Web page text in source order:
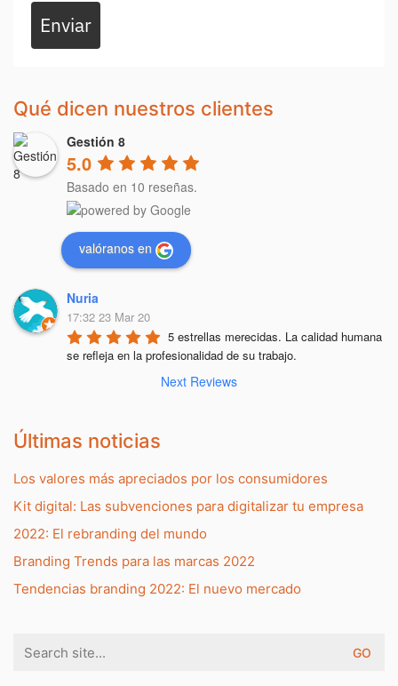
Enviar
Qué dicen nuestros clientes
Gestión 8
5.0
Basado en 10 reseñas.
valóranos en
Nuria
17:32 23 Mar 20
5 estrellas merecidas. La calidad humana
se refleja en la profesionalidad de su trabajo.
Next Reviews
Últimas noticias
Los valores más apreciados por los consumidores
Kit digital: Las subvenciones para digitalizar tu empresa
2022: El rebranding del mundo
Branding Trends para las marcas 2022
Tendencias branding 2022: El nuevo mercado
for: